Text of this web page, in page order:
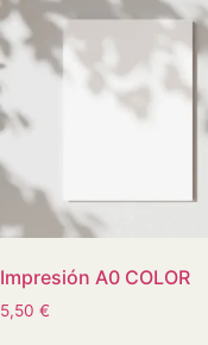
Impresión A0 COLOR
5,50 €